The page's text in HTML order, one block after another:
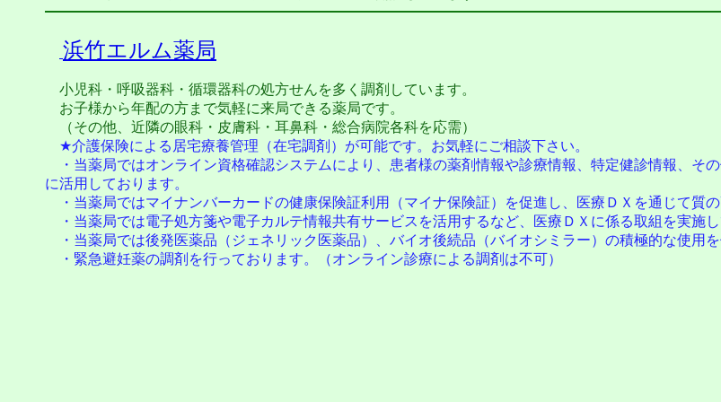
浜竹エルム薬局
小児科・呼吸器科・循環器科の処方せんを多く調剤しています。
お子様から年配の方まで気軽に来局できる薬局です。
（その他、近隣の眼科・皮膚科・耳鼻科・総合病院各科を応需）
★介護保険による居宅療養管理（在宅調剤）が可能です。お気軽にご相談下さい。
・当薬局ではオンライン資格確認システムにより、患者様の薬剤情報や診療情報、特定健診情報、そ
に活用しております。
・当薬局ではマイナンバーカードの健康保険証利用（マイナ保険証）を促進し、医療ＤＸを通じて質
・当薬局では電子処方箋や電子カルテ情報共有サービスを活用するなど、医療ＤＸに係る取組を実施し
・当薬局では後発医薬品（ジェネリック医薬品）、バイオ後続品（バイオシミラー）の積極的な使用を
・緊急避妊薬の調剤を行っております。（オンライン診療による調剤は不可）